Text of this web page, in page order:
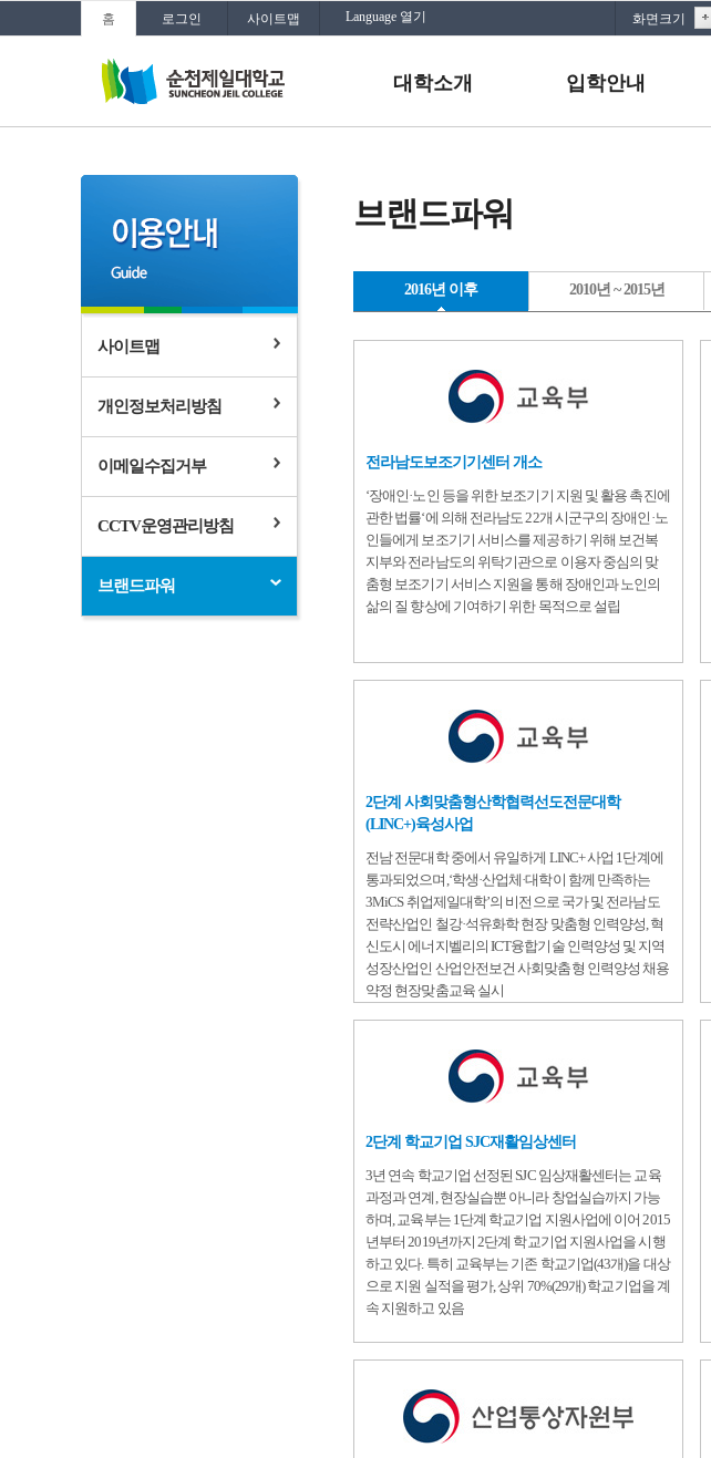
홈 로그인 사이트맵 Language 열기 화면크기
대학소개 입학안내
사이트맵
개인정보처리방침
이메일수집거부
CCTV운영관리방침
브랜드파워
브랜드파워
2016년 이후 2010년 ~ 2015년
전라남도보조기기센터 개소
‘장애인·노인 등을 위한 보조기기 지원 및 활용 촉진에
관한 법률‘에 의해 전라남도 22개 시군구의 장애인·노
인들에게 보조기기 서비스를 제공하기 위해 보건복
지부와 전라남도의 위탁기관으로 이용자 중심의 맞
춤형 보조기기 서비스 지원을 통해 장애인과 노인의
삶의 질 향상에 기여하기 위한 목적으로 설립
2단계 사회맞춤형산학협력선도전문대학
(LINC+)육성사업
전남 전문대학 중에서 유일하게 LINC+ 사업 1단계에
통과되었으며,‘학생·산업체·대학이 함께 만족하는
3MiCS 취업제일대학’의 비전으로 국가 및 전라남도
전략산업인 철강·석유화학 현장 맞춤형 인력양성, 혁
신도시 에너지벨리의 ICT융합기술 인력양성 및 지역
성장산업인 산업안전보건 사회맞춤형 인력양성 채용
약정 현장맞춤교육 실시
2단계 학교기업 SJC재활임상센터
3년 연속 학교기업 선정된 SJC 임상재활센터는 교육
과정과 연계, 현장실습뿐 아니라 창업실습까지 가능
하며, 교육부는 1단계 학교기업 지원사업에 이어 2015
년부터 2019년까지 2단계 학교기업 지원사업을 시행
하고 있다. 특히 교육부는 기존 학교기업(43개)을 대상
으로 지원 실적을 평가, 상위 70%(29개) 학교기업을 계
속 지원하고 있음